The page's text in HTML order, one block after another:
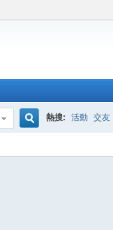
熱搜: 活動 交友